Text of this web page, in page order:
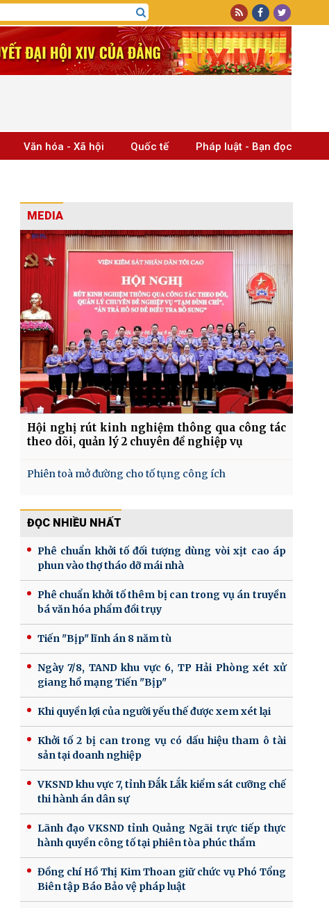
Văn hóa - Xã hội Quốc tế Pháp luật - Bạn đọc
MEDIA
Hội nghị rút kinh nghiệm thông qua công tác
theo dõi, quản lý 2 chuyên đề nghiệp vụ
Phiên toà mở đường cho tố tụng công ích
ĐỌC NHIỀU NHẤT
Phê chuẩn khởi tố đối tượng dùng vòi xịt cao áp
phun vào thợ tháo dỡ mái nhà
Phê chuẩn khởi tố thêm bị can trong vụ án truyền
bá văn hóa phẩm đồi trụy
Tiến "Bịp" lĩnh án 8 năm tù
Ngày 7/8, TAND khu vực 6, TP Hải Phòng xét xử
giang hồ mạng Tiến "Bịp"
Khi quyền lợi của người yếu thế được xem xét lại
Khởi tố 2 bị can trong vụ có dấu hiệu tham ô tài
sản tại doanh nghiệp
VKSND khu vực 7, tỉnh Đắk Lắk kiểm sát cưỡng chế
thi hành án dân sự
Lãnh đạo VKSND tỉnh Quảng Ngãi trực tiếp thực
hành quyền công tố tại phiên tòa phúc thẩm
Đồng chí Hồ Thị Kim Thoan giữ chức vụ Phó Tổng
Biên tập Báo Bảo vệ pháp luật